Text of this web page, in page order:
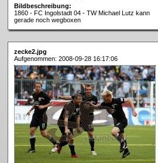
Bildbeschreibung:
1860 - FC Ingolstadt 04 - TW Michael Lutz kann
gerade noch wegboxen
zecke2.jpg
Aufgenommen: 2008-09-28 16:17:06